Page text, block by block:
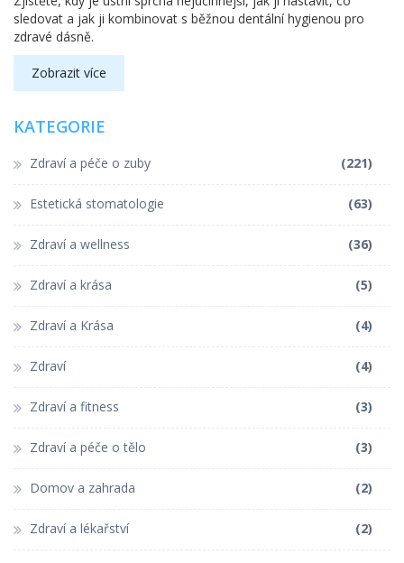
sledovat a jak ji kombinovat s běžnou dentální hygienou pro
zdravé dásně.
Zobrazit více
KATEGORIE
Zdraví a péče o zuby (221)
Estetická stomatologie (63)
Zdraví a wellness (36)
Zdraví a krása (5)
Zdraví a Krása (4)
Zdraví (4)
Zdraví a fitness (3)
Zdraví a péče o tělo (3)
Domov a zahrada (2)
Zdraví a lékařství (2)